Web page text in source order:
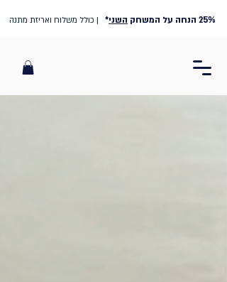
25% הנחה על המשחק השני* | כולל משלוח ואריזת מתנה